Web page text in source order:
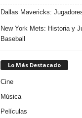
Dallas Mavericks:
New York Mets: Historia y
Baseball
Lo Más Destacado
Cine
Música
Películas